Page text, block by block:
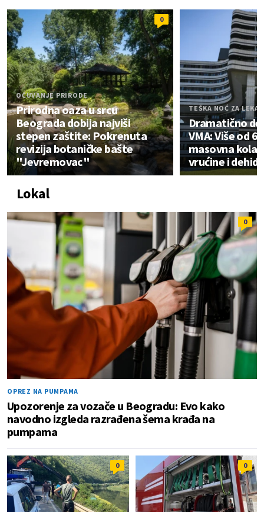
0
OČUVANJE PRIRODE
Prirodna oaza u srcu
Beograda dobija najviši
stepen zaštite: Pokrenuta
revizija botaničke bašte
"Jevremovac"
TEŠKA NOĆ ZA
Dramatično
VMA: Više od
masovna
vrućine i
Lokal
0
OPREZ NA PUMPAMA
Upozorenje za vozače u Beogradu: Evo kako
navodno izgleda razrađena šema krađa na
pumpama
0 0